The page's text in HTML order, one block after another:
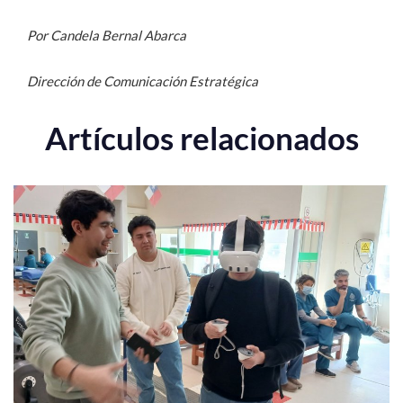
Por Candela Bernal Abarca
Dirección de Comunicación Estratégica
Artículos relacionados